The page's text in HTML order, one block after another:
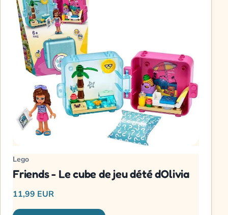
Lego
Friends - Le cube de jeu dété dOlivia
11,99 EUR